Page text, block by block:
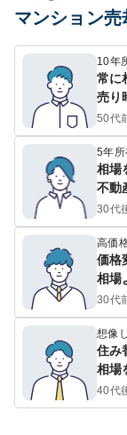
マンション
10年
常に
売り
50代
5年所
相場
不動
30代
高価
価格
相場
30代
想像
住み
相場
40代